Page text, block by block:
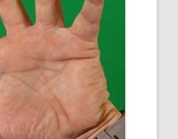
FAQ
DATENSCHUTZ
IMPRESSUM